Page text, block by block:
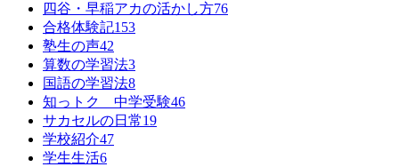
四谷・早稲アカの活かし方76
合格体験記153
塾生の声42
算数の学習法3
国語の学習法8
知っトク 中学受験46
サカセルの日常19
学校紹介47
学生生活6